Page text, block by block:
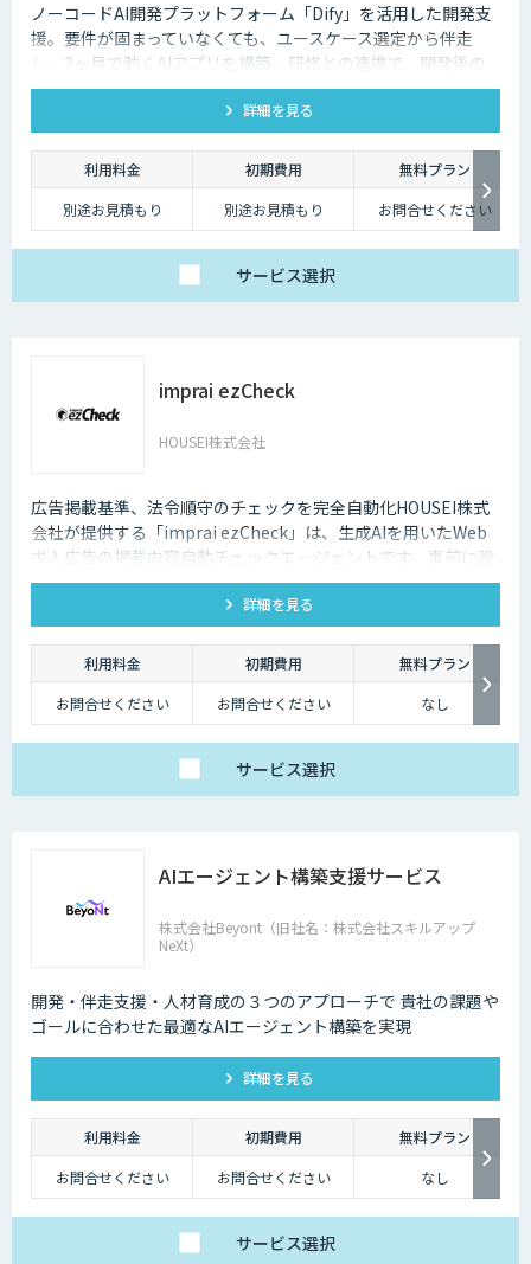
ノーコードAI開発プラットフォーム「Dify」を活用した開発支
援。要件が固まっていなくても、ユースケース選定から伴走
し、2ヶ月で動くAIアプリを構築。研修との連携で、開発後の
内製化・自走までサポートします。
詳細を見る
利用料金 初期費用
無料プラン
別途お見積もり
別途お見積もり お問合せください
サービス選択
imprai ezCheck
HOUSEI株式会社
広告掲載基準、法令順守のチェックを完全自動化HOUSEI株式
会社が提供する「imprai ezCheck」は、生成AIを用いたWeb
求人広告の掲載内容自動チェックエージェントです。事前に設
定されたチェック条件に基づき、対象求人サイトを自動で巡回
し、結果レポートを送信します。詳細を見る
利用料金 初期費用
無料プラン
お問合せください
お問合せください なし
サービス選択
AIエージェント構築支援サービス
株式会社Beyont（旧社名：株式会社スキルアップ
NeXt）
開発・伴走支援・人材育成の３つのアプローチで 貴社の課題や
ゴールに合わせた最適なAIエージェント構築を実現
詳細を見る
利用料金 初期費用
無料プラン
お問合せください
お問合せください なし
サービス選択